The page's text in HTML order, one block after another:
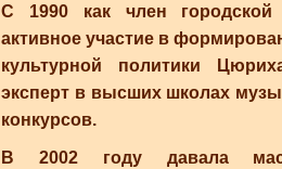
С 1990 как член городской
активное участие в
культурной политики
эксперт в высших школах
конкурсов.
В 2002 году давала